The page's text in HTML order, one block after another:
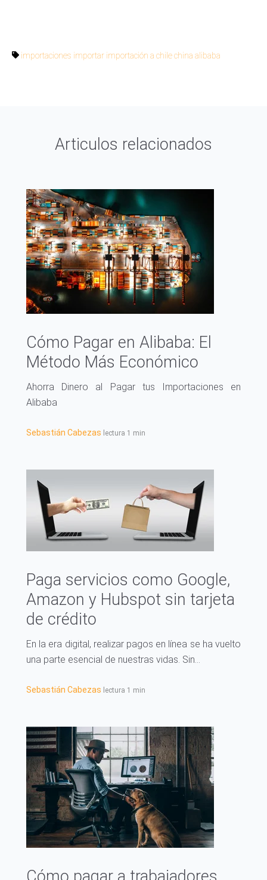
importaciones importar importación a chilechina alibaba
Articulos relacionados
Cómo Pagar en Alibaba: El
Método Más Económico
Ahorra Dinero al Pagar tus Importaciones en
Alibaba
Sebastián Cabezas lectura 1 min
Paga servicios como Google,
Amazon y Hubspot sin tarjeta
de crédito
En la era digital, realizar pagos en línea se ha vuelto
una parte esencial de nuestras vidas. Sin...
Sebastián Cabezas lectura 1 min